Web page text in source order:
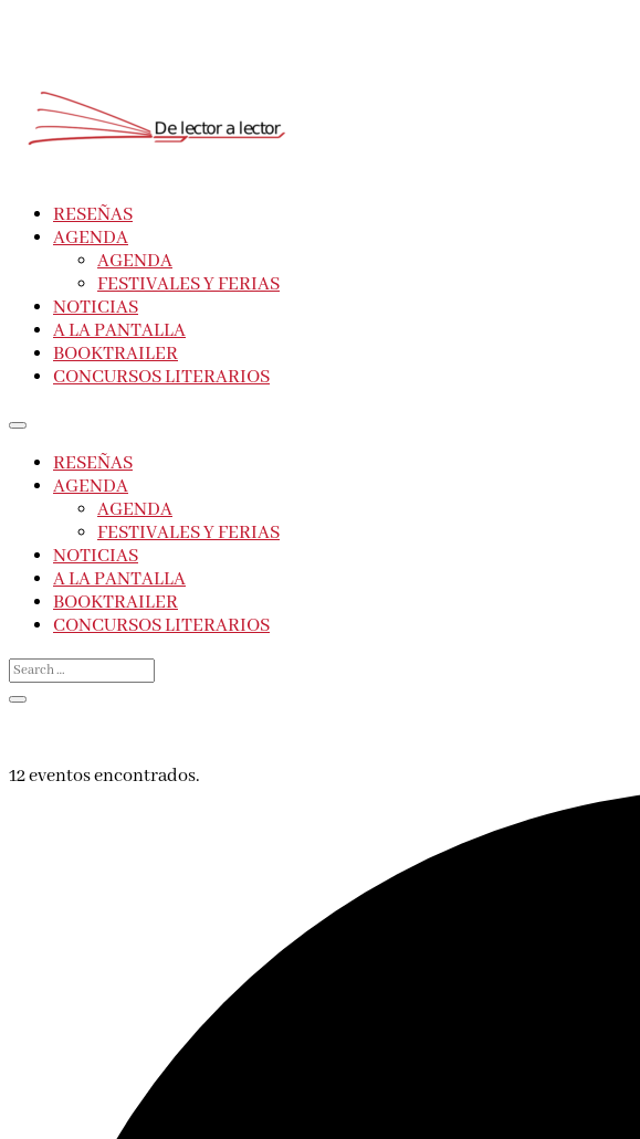
RESEÑAS
AGENDA
AGENDA
FESTIVALES Y FERIAS
NOTICIAS
A LA PANTALLA
BOOKTRAILER
CONCURSOS LITERARIOS
RESEÑAS
AGENDA
AGENDA
FESTIVALES Y FERIAS
NOTICIAS
A LA PANTALLA
BOOKTRAILER
CONCURSOS LITERARIOS
12 eventos encontrados.